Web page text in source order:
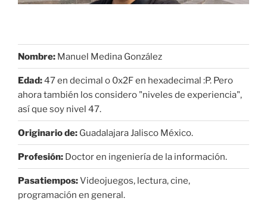
Nombre: Manuel Medina González
Edad:47 en decimal o 0x2F en hexadecimal :P. Pero
ahora también los considero "niveles de experiencia",
así que soy nivel 47.
Originario de: Guadalajara Jalisco México.
Profesión: Doctor en ingeniería de la información.
Pasatiempos:Videojuegos, lectura, cine,
programación en general.